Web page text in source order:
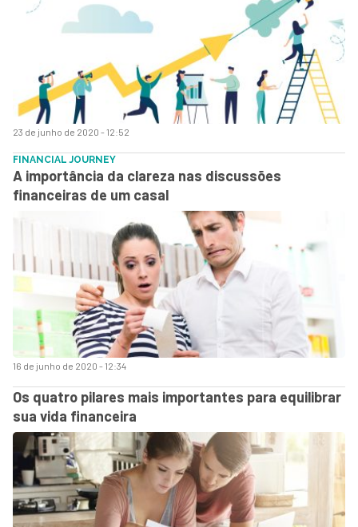
23 de junho de 2020 - 12:52
16 de junho de 2020 - 12:34
FINANCIAL JOURNEY
A importância da clareza nas discussões
financeiras de um casal
Os quatro pilares mais importantes para equilibrar
sua vida financeira